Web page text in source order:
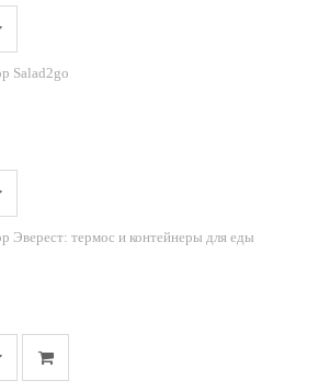
Salad2go
Эверест: термос и контейнеры для еды